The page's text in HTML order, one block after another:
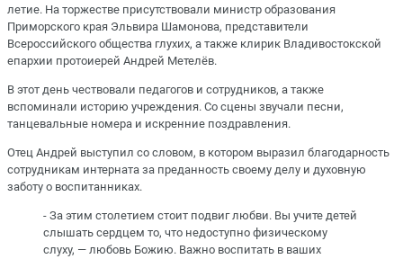
летие. На торжестве присутствовали министр образования
Приморского края Эльвира Шамонова, представители
Всероссийского общества глухих, а также клирик Владивостокской
епархии протоиерей Андрей Метелёв.
В этот день чествовали педагогов и сотрудников, а также
вспоминали историю учреждения. Со сцены звучали песни,
танцевальные номера и искренние поздравления.
Отец Андрей выступил со словом, в котором выразил благодарность
сотрудникам интерната за преданность своему делу и духовную
заботу о воспитанниках.
- За этим столетием стоит подвиг любви. Вы учите детей
слышать сердцем то, что недоступно физическому
слуху, — любовь Божию. Важно воспитать в ваших